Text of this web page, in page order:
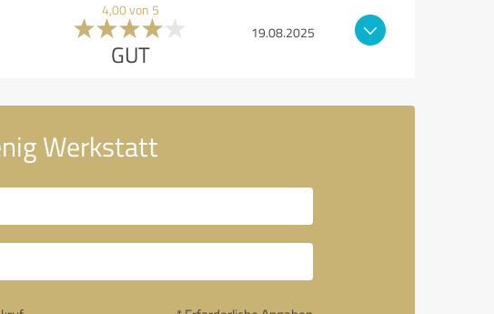
4,00 von 5
GUT
19.08.2025
Werkstatt